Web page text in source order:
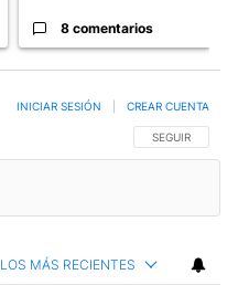
8 comentarios
SIGA ESTA
SEGUIR
INICIAR SESIÓN CREAR CUENTA
LOS MÁS RECIENTES